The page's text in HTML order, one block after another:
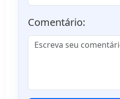
Comentário: